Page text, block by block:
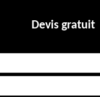
Devis gratuit